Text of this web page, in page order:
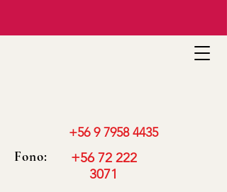
+56 9 7958 4435
Fono:
+56 72 222
3071